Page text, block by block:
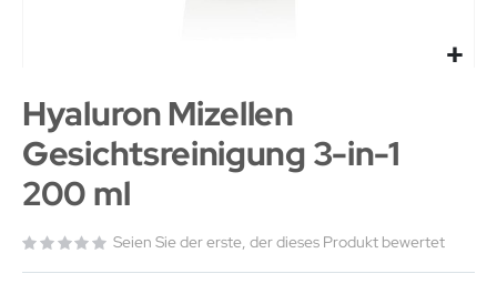
Hyaluron Mizellen
Gesichtsreinigung 3-in-1
200 ml
Seien Sie der erste, der dieses Produkt bewertet